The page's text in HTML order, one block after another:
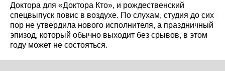
Доктора для «Доктора Кто», и рождественский
спецвыпуск повис в воздухе. По слухам, студия до сих
пор не утвердила нового исполнителя, а праздничный
эпизод, который обычно выходит без срывов, в этом
году может не состояться.